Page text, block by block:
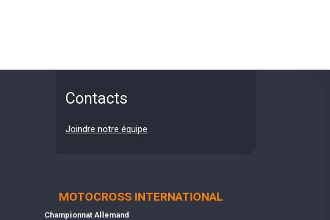
Contacts
Joindre notre équipe
MOTOCROSS INTERNATIONAL
Championnat Allemand